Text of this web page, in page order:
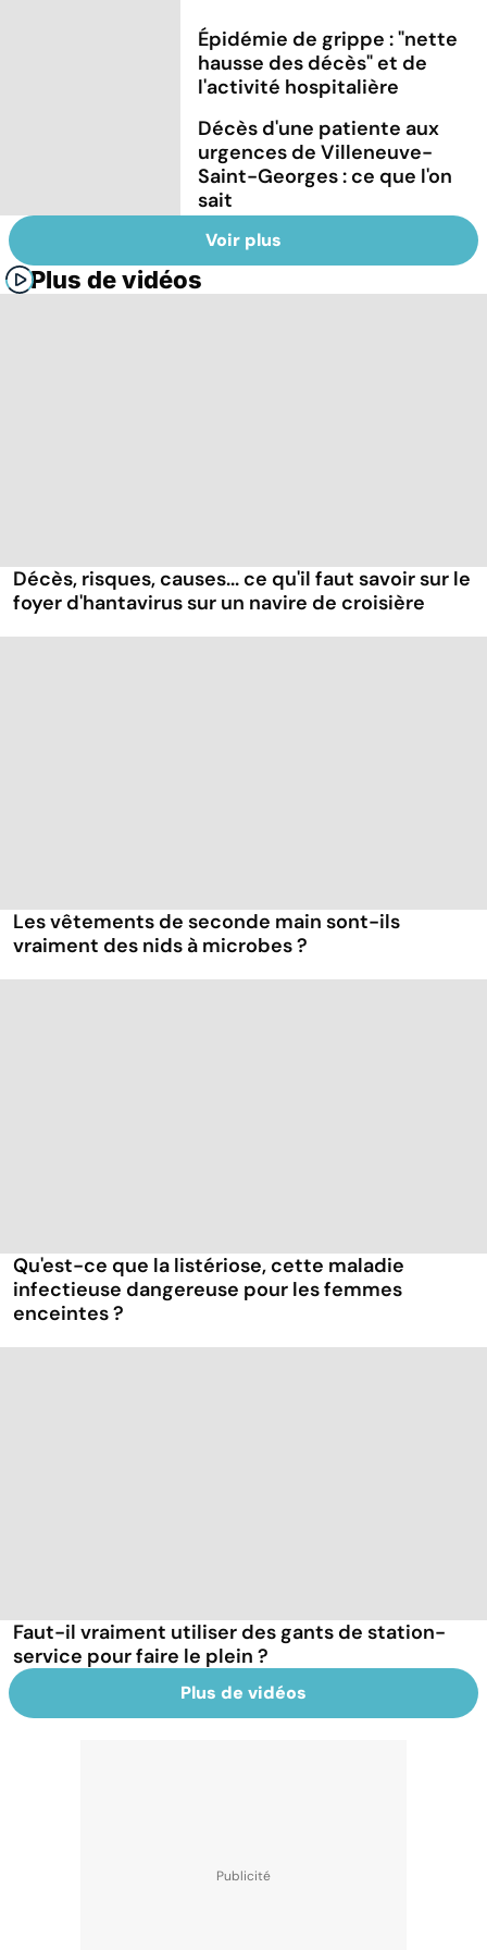
Épidémie de grippe : "nette
hausse des décès" et de
l'activité hospitalière
Décès d'une patiente aux
urgences de Villeneuve-
Saint-Georges : ce que l'on
sait
Voir plus
Plus de vidéos
Décès, risques, causes... ce qu'il faut savoir sur le
foyer d'hantavirus sur un navire de croisière
Les vêtements de seconde main sont-ils
vraiment des nids à microbes ?
Qu'est-ce que la listériose, cette maladie
infectieuse dangereuse pour les femmes
enceintes ?
Faut-il vraiment utiliser des gants de station-
service pour faire le plein ?
Plus de vidéos